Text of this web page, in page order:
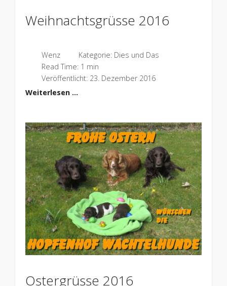
Weihnachtsgrüsse 2016
Wenz Kategorie: Dies und Das
Read Time: 1 min
Veröffentlicht: 23. Dezember 2016
Weiterlesen …
Ostergrüsse 2016